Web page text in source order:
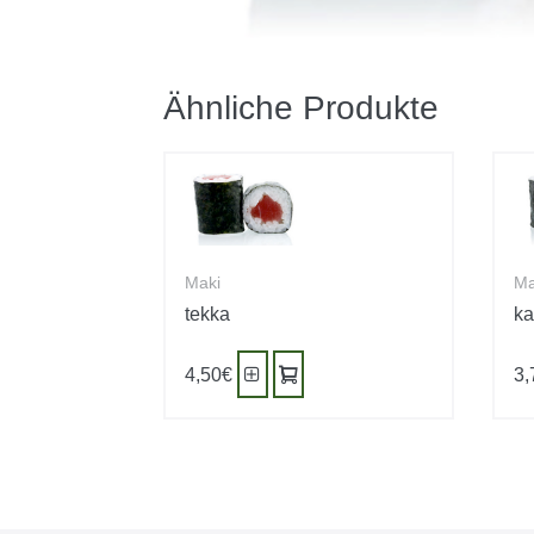
Ähnliche Produkte
Maki
tekka
4,50€